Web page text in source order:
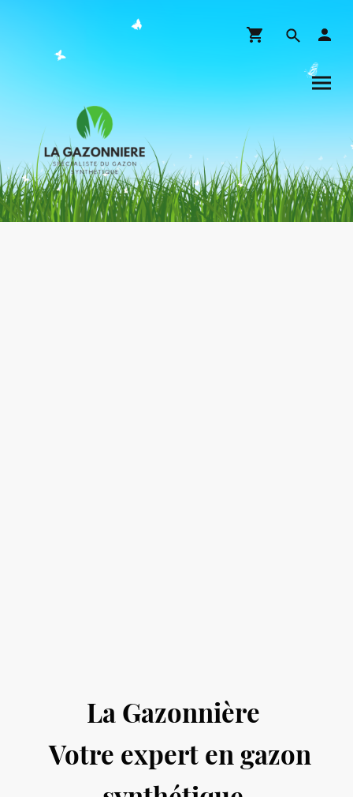
La Gazonnière
Votre expert en gazon